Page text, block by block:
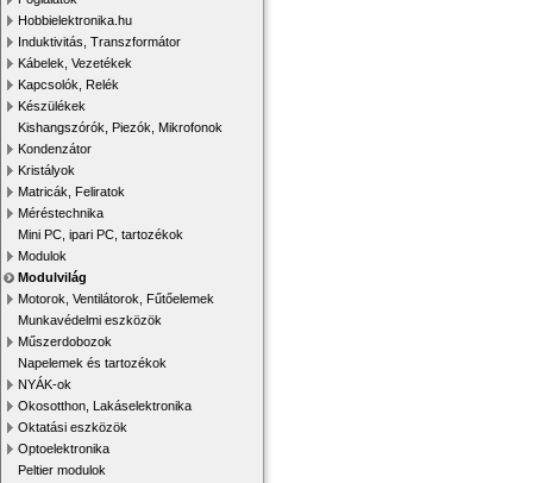
Hobbielektronika.hu
Induktivitás, Transzformátor
Kábelek, Vezetékek
Kapcsolók, Relék
Készülékek
Kishangszórók, Piezók, Mikrofonok
Kondenzátor
Kristályok
Matricák, Feliratok
Méréstechnika
Mini PC, ipari PC, tartozékok
Modulok
Modulvilág
Motorok, Ventilátorok, Fűtőelemek
Munkavédelmi eszközök
Műszerdobozok
Napelemek és tartozékok
NYÁK-ok
Okosotthon, Lakáselektronika
Oktatási eszközök
Optoelektronika
Peltier modulok